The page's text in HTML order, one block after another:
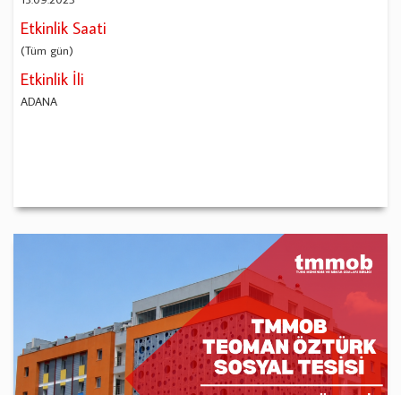
Etkinlik Saati
(Tüm gün)
Etkinlik İli
ADANA